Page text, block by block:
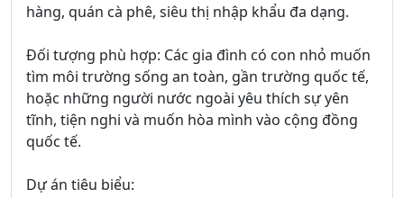
hàng, quán cà phê, siêu thị nhập khẩu đa dạng.
Đối tượng phù hợp: Các gia đình có con nhỏ muốn
tìm môi trường sống an toàn, gần trường quốc tế,
hoặc những người nước ngoài yêu thích sự yên
tĩnh, tiện nghi và muốn hòa mình vào cộng đồng
quốc tế.
Dự án tiêu biểu: